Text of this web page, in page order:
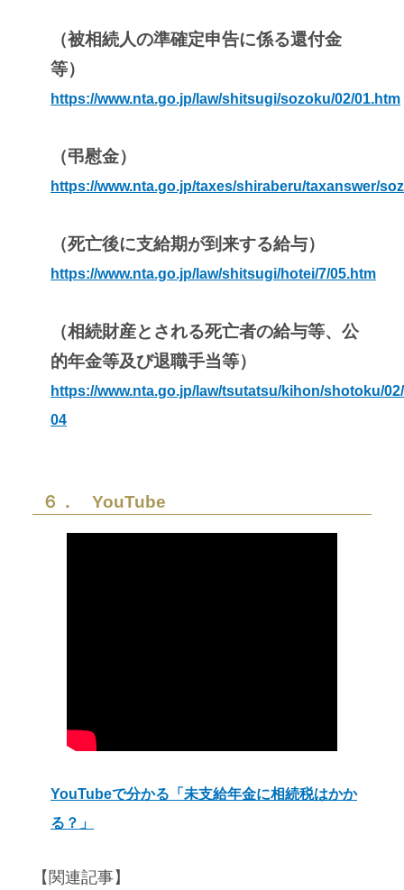
（被相続人の準確定申告に係る還付金
等）
https://www.nta.go.jp/law/shitsugi/sozoku/02/01.htm
（弔慰金）
https://www.nta.go.jp/taxes/shiraberu/taxanswer/
（死亡後に支給期が到来する給与）
https://www.nta.go.jp/law/shitsugi/hotei/7/05.htm
（相続財産とされる死亡者の給与等、公
的年金等及び退職手当等）
https://www.nta.go.jp/law/tsutatsu/kihon/shotoku/
04
６． YouTube
YouTubeで分かる「未支給年金に相続税はかか
る？」
【関連記事】